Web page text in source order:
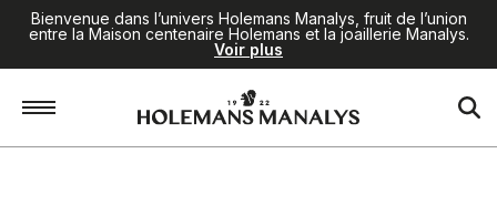
Bienvenue dans l’univers Holemans Manalys, fruit de l’union
entre la Maison centenaire Holemans et la joaillerie Manalys.
Voir plus
Joaillerie / Trèfles